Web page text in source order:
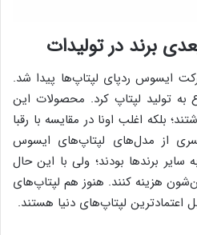
برند در تولیدات
ایسوس ردپای لپتاپ‌ها پیدا شد.
از سال 1997 شروع به تولید لپتاپ کرد. محصولات این
بلکه اغلب اونا در مقایسه با رقبا
از مدل‌های لپتاپ‌های ایسوس
برندها بودند؛ ولی با این حال
هزینه‌ کنند. هنوز هم لپتاپ‌های
اعتمادترین لپتاپ‌های دنیا هستند.